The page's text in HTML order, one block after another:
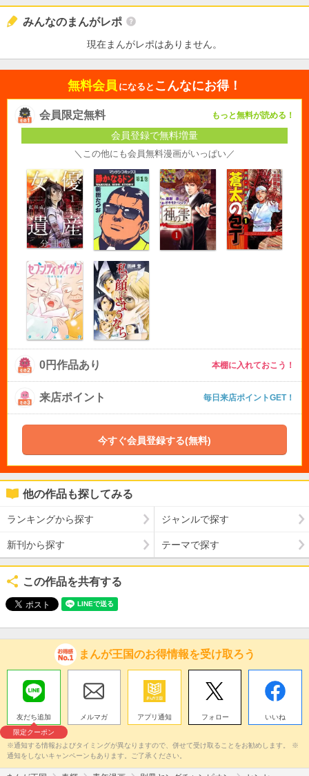
みんなのまんがレポ
現在まんがレポはありません。
無料会員 になると こんなにお得！
会員限定無料 もっと無料が読める！
会員登録で無料増量
＼この他にも会員無料漫画がいっぱい／
0円作品あり 本棚に入れておこう！
来店ポイント 毎日来店ポイントGET！
今すぐ会員登録する(無料)
他の作品も探してみる
ランキングから探す ジャンルで探す
新刊から探す テーマで探す
この作品を共有する
まんが王国のお得情報を受け取ろう
友だち追加
限定クーポン
メルマガ アプリ通知 フォロー いいね
※通知する情報およびタイミングが異なりますので、併せて受け取ることをお勧めします。 ※
通知をしないキャンペーンもあります。ご了承ください。